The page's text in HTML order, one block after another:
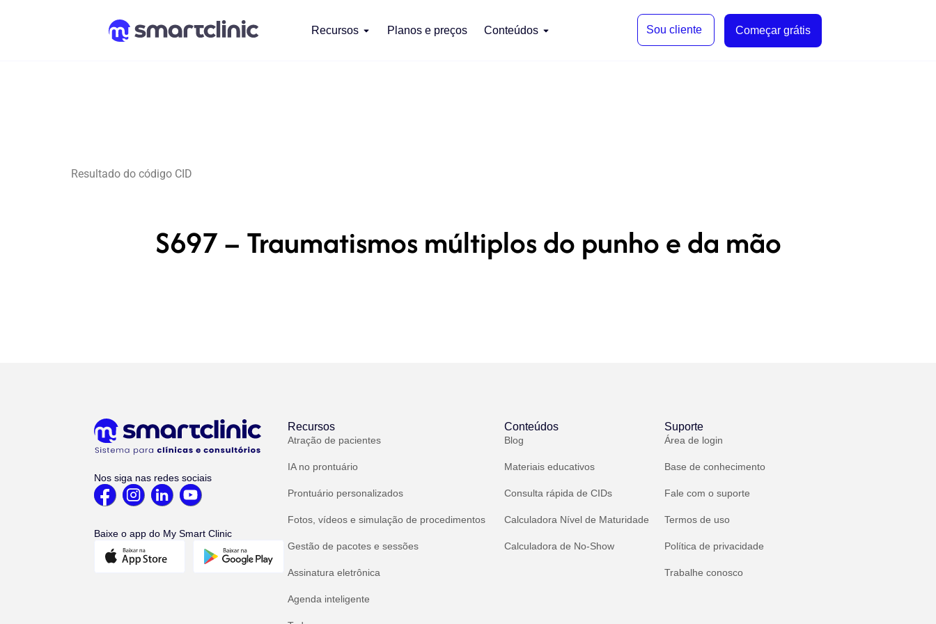
Recursos Planos e preços Conteúdos Sou cliente Começar grátis
Resultado do código CID
S697 – Traumatismos múltiplos do punho e da mão
Nos siga nas redes sociais
Baixe o app do My Smart Clinic
Recursos
Atração de pacientes
IA no prontuário
Prontuário personalizados
Fotos, vídeos e simulação de procedimentos
Gestão de pacotes e sessões
Assinatura eletrônica
Agenda inteligente
Conteúdos
Blog
Materiais educativos
Consulta rápida de CIDs
Calculadora Nível de Maturidade
Calculadora de No-Show
Suporte
Área de login
Base de conhecimento
Fale com o suporte
Termos de uso
Política de privacidade
Trabalhe conosco